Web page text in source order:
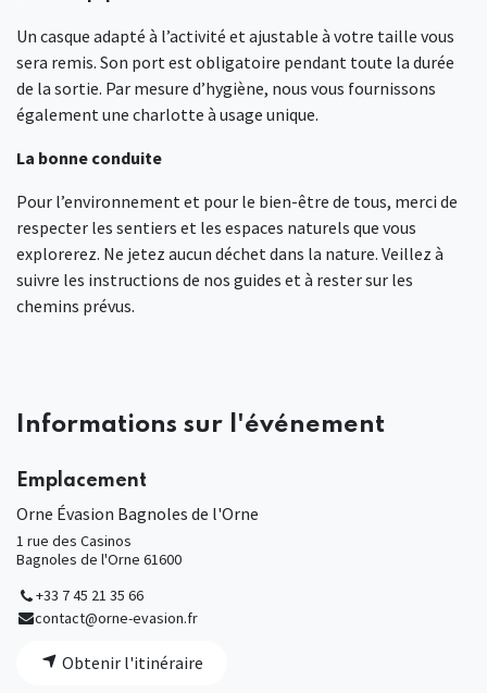
Un casque adapté à l’activité et ajustable à votre taille vous
sera remis. Son port est obligatoire pendant toute la durée
de la sortie. Par mesure d’hygiène, nous vous fournissons
également une charlotte à usage unique.
La bonne conduite
Pour l’environnement et pour le bien-être de tous, merci de
respecter les sentiers et les espaces naturels que vous
explorerez. Ne jetez aucun déchet dans la nature. Veillez à
suivre les instructions de nos guides et à rester sur les
chemins prévus.
Informations sur l'événement
Emplacement
Orne Évasion Bagnoles de l'Orne
1 rue des Casinos
Bagnoles de l'Orne 61600
+33 7 45 21 35 66
contact@orne-evasion.fr
Obtenir l'itinéraire